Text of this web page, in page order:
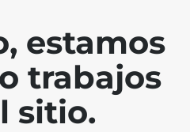
estamos
trabajos
sitio.